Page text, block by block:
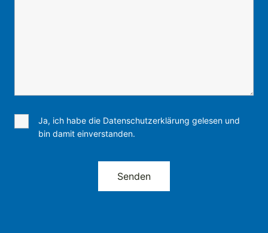
Ja, ich habe die Datenschutzerklärung gelesen und
bin damit einverstanden.